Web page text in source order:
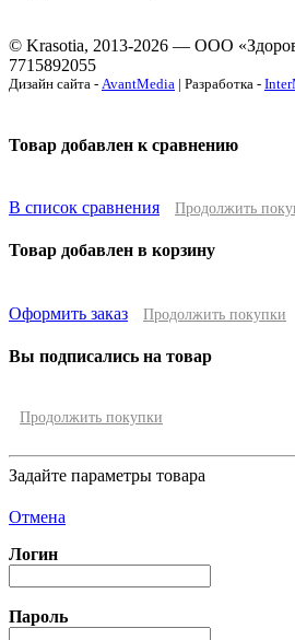
© Krasotia, 2013-2026 — ООО
7715892055
Дизайн сайта - AvantMedia | Разработка -
Товар добавлен к сравнению
В список сравнения Продолжить
Товар добавлен в корзину
Оформить заказ Продолжить покупки
Вы подписались на товар
Продолжить покупки
Задайте параметры товара
Отмена
Логин
Пароль